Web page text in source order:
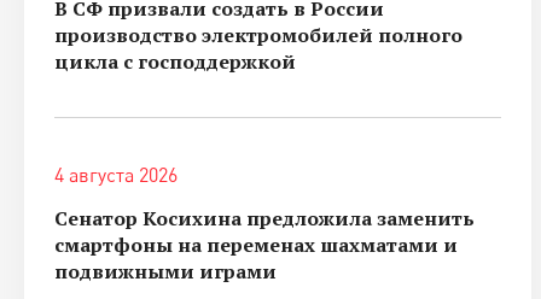
В СФ призвали создать в России
производство электромобилей полного
цикла с господдержкой
4 августа 2026
Сенатор Косихина предложила заменить
смартфоны на переменах шахматами и
подвижными играми